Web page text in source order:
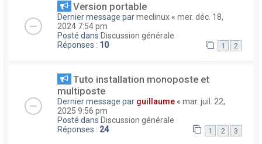
Version portable
Dernier message parmeclinux « mer. déc. 18,
2024 7:54 pm
Posté dans Discussion générale
Réponses : 10 1 2
Tuto installation monoposte et
multiposte
Dernier message par guillaume « mar. juil. 22,
2025 9:56 pm
Posté dans Discussion générale
Réponses : 24 1 2 3